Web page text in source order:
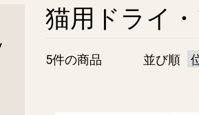
猫用ドライ
5件の商品 並び順